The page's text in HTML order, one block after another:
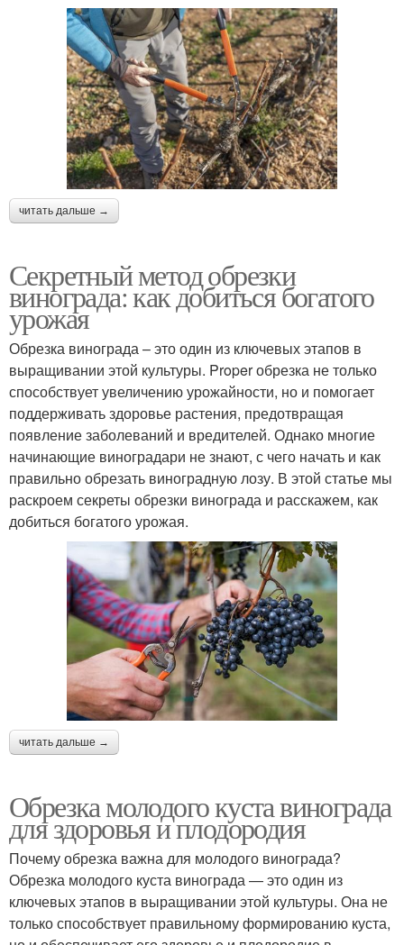
читать дальше →
Секретный метод обрезки
винограда: как добиться богатого
урожая
Обрезка винограда – это один из ключевых этапов в
выращивании этой культуры. Proper обрезка не только
способствует увеличению урожайности, но и помогает
поддерживать здоровье растения, предотвращая
появление заболеваний и вредителей. Однако многие
начинающие виноградари не знают, с чего начать и как
правильно обрезать виноградную лозу. В этой статье мы
раскроем секреты обрезки винограда и расскажем, как
добиться богатого урожая.
читать дальше →
Обрезка молодого куста винограда
для здоровья и плодородия
Почему обрезка важна для молодого винограда?
Обрезка молодого куста винограда — это один из
ключевых этапов в выращивании этой культуры. Она не
только способствует правильному формированию куста,